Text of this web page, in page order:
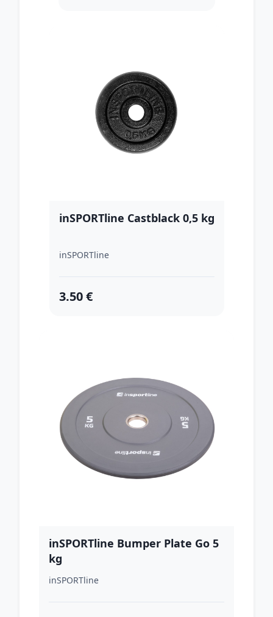
inSPORTline Castblack 0,5 kg
inSPORTline
3.50 €
inSPORTline Bumper Plate Go 5
kg
inSPORTline